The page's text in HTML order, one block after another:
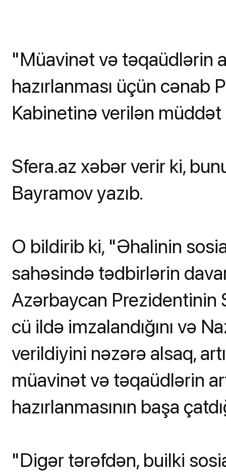
"Müavinət və təqaüdlərin
hazırlanması üçün
Kabinetinə verilən müddət
Sfera.az xəbər verir ki,
Bayramov yazıb.
O bildirib ki, "Əhalinin sosial
sahəsində tədbirlərin
Azərbaycan Prezidentinin
cü ildə imzalandığını və
verildiyini nəzərə alsaq,
müavinət və təqaüdlərin
hazırlanmasının başa
"Digər tərəfdən, builki